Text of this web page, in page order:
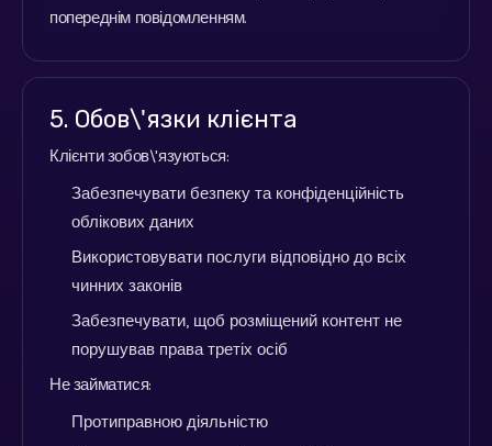
попереднім повідомленням.
5. Обов\'язки клієнта
Клієнти зобов\'язуються:
Забезпечувати безпеку та конфіденційність
облікових даних
Використовувати послуги відповідно до всіх
чинних законів
Забезпечувати, щоб розміщений контент не
порушував права третіх осіб
Не займатися:
Протиправною діяльністю